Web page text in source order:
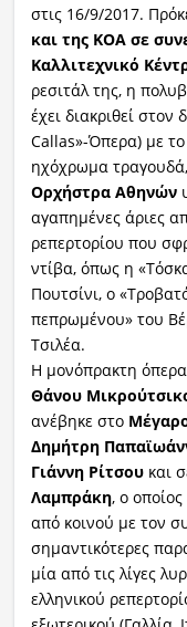
στις 16/9/2017.
και της ΚΟΑ σε
Καλλιτεχνικό
ρεσιτάλ της, η
έχει διακριθεί
Callas»-Όπερα) με το
ηχόχρωμα
Ορχήστρα Αθηνών
αγαπημένες άριες
ρεπερτορίου που
ντίβα, όπως η
Πουτσίνι, ο
πεπρωμένου» του
Τσιλέα.
Η μονόπρακτη όπερα
Θάνου
ανέβηκε στο
Δημήτρη
Γιάννη Ρίτσου και
Λαμπράκη, ο
από κοινού με τον
σημαντικότερες
μία από τις λίγες
ελληνικού